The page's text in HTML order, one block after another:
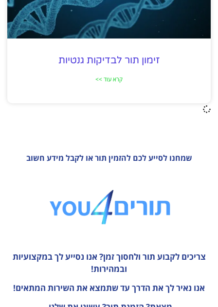
זימון תור לבדיקות גנטיות
קרא עוד >>
שמחנו לסייע לכם להזמין תור או לקבל מידע חשוב
צריכים לקבוע תור ולחסוך זמן? אנו נסייע לך במקצועיות
ובמהירות!
אנו נאיר לך את הדרך עד שתמצא את השירות המתאים!